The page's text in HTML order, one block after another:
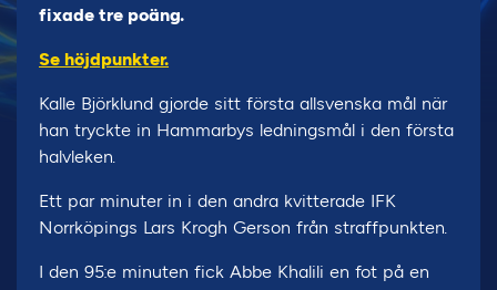
fixade tre poäng.
Se höjdpunkter.
Kalle Björklund gjorde sitt första allsvenska mål när
han tryckte in Hammarbys ledningsmål i den första
halvleken.
Ett par minuter in i den andra kvitterade IFK
Norrköpings Lars Krogh Gerson från straffpunkten.
I den 95:e minuten fick Abbe Khalili en fot på en